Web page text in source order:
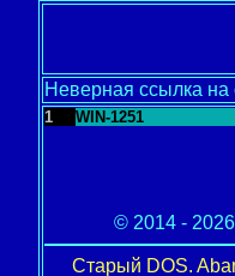
Неверная ссылка
1 WIN-1251
© 2014 -
Старый DOS.